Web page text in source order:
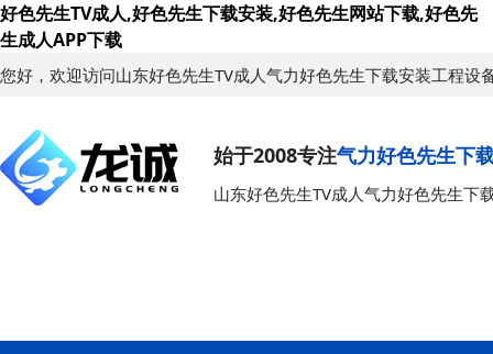
好色先生TV成人,好色先生下载安装,好色先生网站下载,好色先
生成人APP下载
您好，欢迎访问山东好色先生TV成人气力好色先生下载安装工程设
始于2008专注气力好色先生下
山东好色先生TV成人气力好色先生下